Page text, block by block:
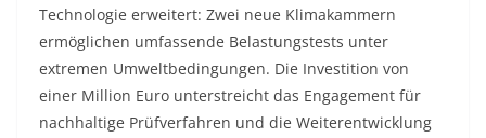
Technologie erweitert: Zwei neue Klimakammern
ermöglichen umfassende Belastungstests unter
extremen Umweltbedingungen. Die Investition von
einer Million Euro unterstreicht das Engagement für
nachhaltige Prüfverfahren und die Weiterentwicklung